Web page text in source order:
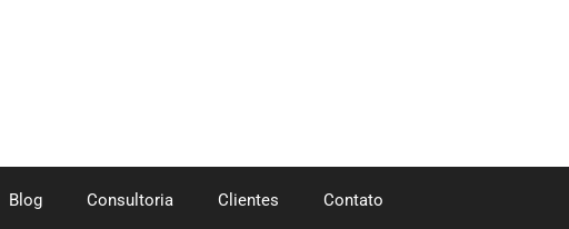
Blog Consultoria Clientes Contato